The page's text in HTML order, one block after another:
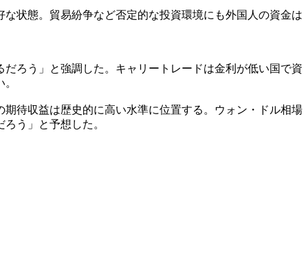
状態。貿易紛争など否定的な投資環境にも外国人の資金は
ろう」と強調した。キャリートレードは金利が低い国で資
待収益は歴史的に高い水準に位置する。ウォン・ドル相場
う」と予想した。